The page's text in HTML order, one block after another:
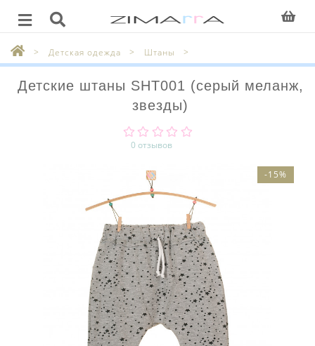
Детская одежда Штаны
Детские штаны SHT001 (серый меланж,
звезды)
0 отзывов
-15%